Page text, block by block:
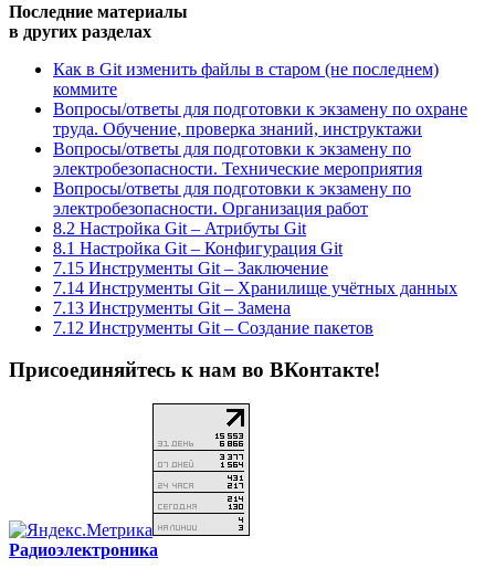
Последние материалы
в других разделах
Как в Git изменить файлы в старом (не последнем)
коммите
Вопросы/ответы для подготовки к экзамену по охране
труда. Обучение, проверка знаний, инструктажи
Вопросы/ответы для подготовки к экзамену по
электробезопасности. Технические мероприятия
Вопросы/ответы для подготовки к экзамену по
электробезопасности. Организация работ
8.2 Настройка Git – Атрибуты Git
8.1 Настройка Git – Конфигурация Git
7.15 Инструменты Git – Заключение
7.14 Инструменты Git – Хранилище учётных данных
7.13 Инструменты Git – Замена
7.12 Инструменты Git – Создание пакетов
Присоединяйтесь к нам во ВКонтакте!
Радиоэлектроника